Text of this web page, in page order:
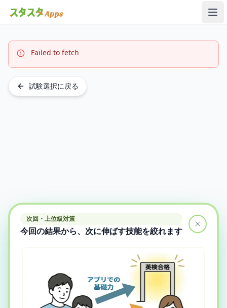
メ
Failed to fetch
試験選択に戻る
次回・上位級対策
今回の結果から、次に伸ばす技能を絞れます